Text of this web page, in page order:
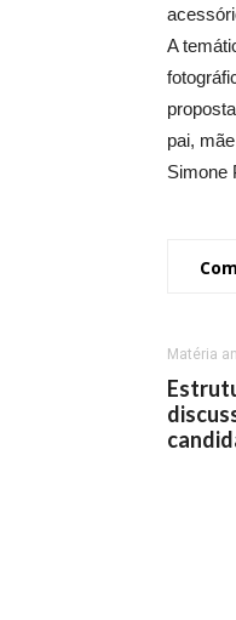
A
pai,
Simone
Matéria